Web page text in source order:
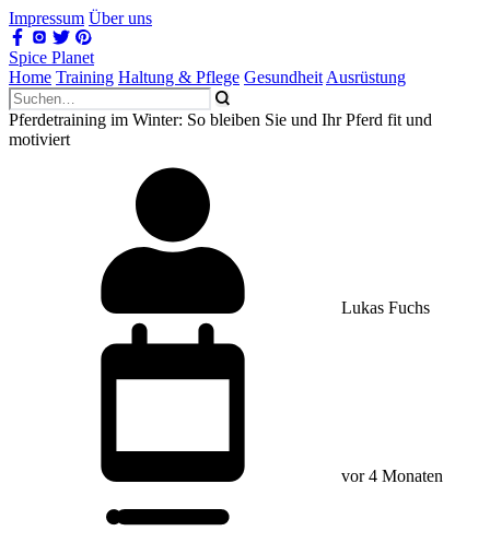
Impressum Über uns
Spice Planet
Home Training Haltung & Pflege Gesundheit Ausrüstung
Pferdetraining im Winter: So bleiben Sie und Ihr Pferd fit und
motiviert
Lukas Fuchs
vor 4 Monaten